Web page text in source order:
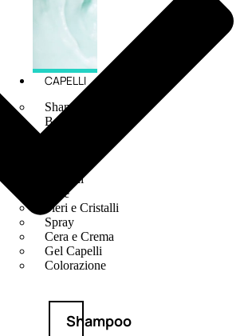
CAPELLI
Shampoo
Balsamo
Maschere
Lozioni
Fiale
Sieri e Cristalli
Spray
Cera e Crema
Gel Capelli
Colorazione
Shampoo